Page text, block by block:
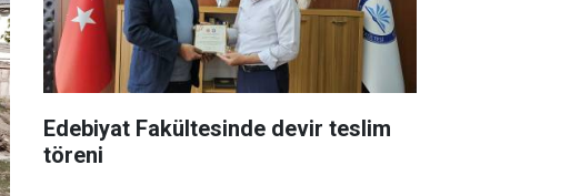
Edebiyat Fakültesinde devir teslim
töreni